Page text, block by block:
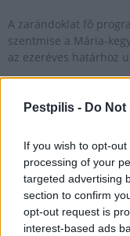
Pestpilis - Do
If you wish to opt-
processing of your
targeted advertising
section to confirm
opt-out request is
interest-based ads
A zarándoklat fő
szentmise a Mária-
az ezeréves határhoz
1
HÍRLEVÉL
Név